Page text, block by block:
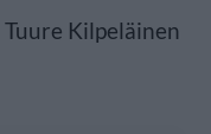
Kilpeläinen